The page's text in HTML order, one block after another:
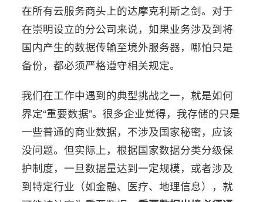
在所有云服务商头上的达摩克利斯之剑。对于
在崇明设立的分公司来说，如果业务涉及到将
国内产生的数据传输至境外服务器，哪怕只是
备份，都必须严格遵守相关规定。
我们在工作中遇到的典型挑战之一，就是如何
界定“重要数据”。很多企业觉得，我存储的只是
一些普通的商业数据，不涉及国家秘密，应该
没问题。但实际上，根据国家数据分类分级保
护制度，一旦数据量达到一定规模，或者涉及
到特定行业（如金融、医疗、地理信息），就